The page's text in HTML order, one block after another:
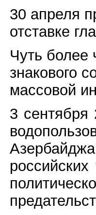
30 апреля
отставке
Чуть более
знакового
массовой
3 сентября